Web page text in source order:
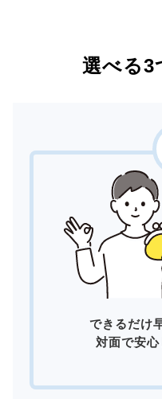
選べる3
できるだけ
対面で安心